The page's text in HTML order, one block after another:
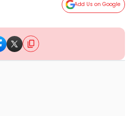
Add Us on Google